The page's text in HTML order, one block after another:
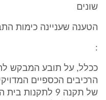
שונים
הטענה שעניינה כימות
:
ככלל, על תובע המבקש
הרכיבים הכספיים
של תקנה 9